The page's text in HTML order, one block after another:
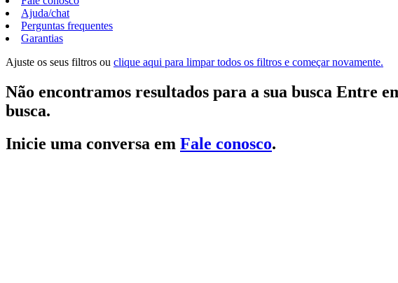
Ajuda/chat
Perguntas frequentes
Garantias
Ajuste os seus filtros ou clique aqui para limpar todos os filtros e começar novamente.
Não encontramos resultados para a sua busca Entre
busca.
Inicie uma conversa em Fale conosco.